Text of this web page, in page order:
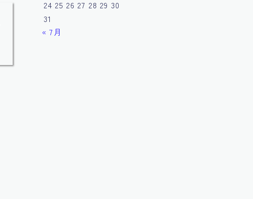
24 25 26 27 28 29 30
31
« 7月